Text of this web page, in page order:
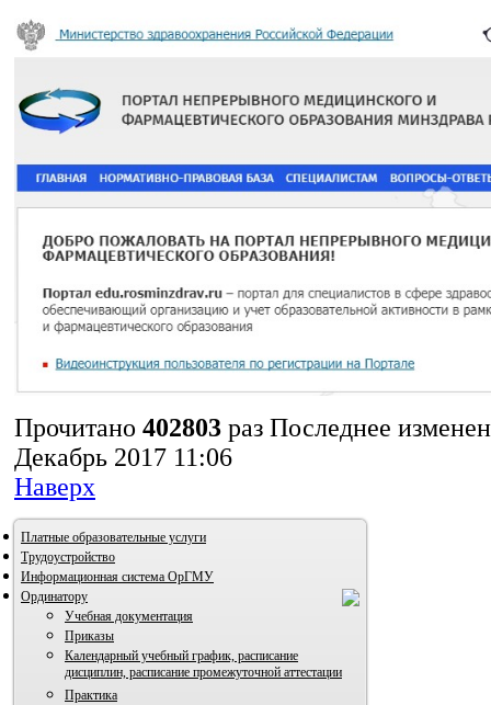
Прочитано 402803 раз Последнее
Декабрь 2017 11:06
Наверх
Платные образовательные услуги
Трудоустройство
Информационная система ОрГМУ
Ординатору
Учебная документация
Приказы
Календарный учебный график, расписание
дисциплин, расписание промежуточной аттестации
Практика